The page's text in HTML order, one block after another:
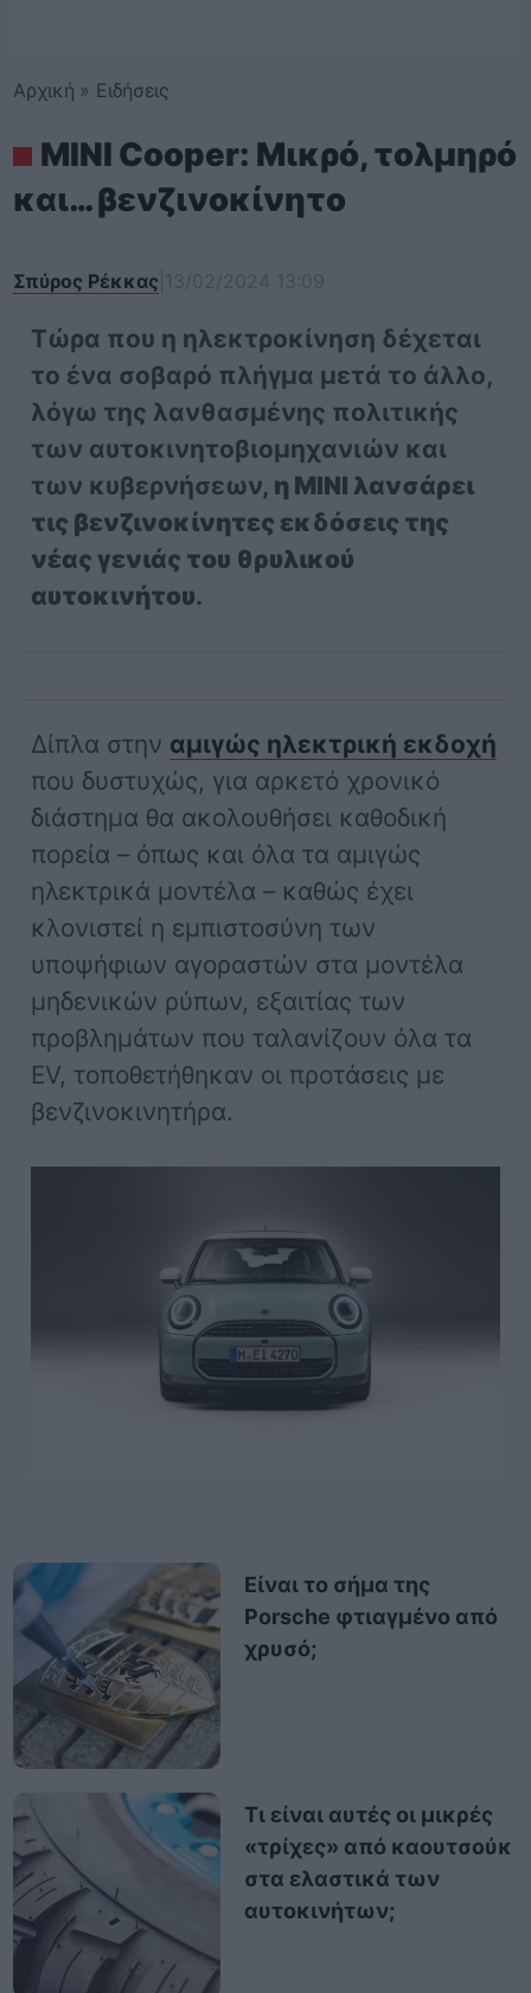
Αρχική » Ειδήσεις
MINI Cooper: Μικρό, τολμηρό
και… βενζινοκίνητο
Σπύρος Ρέκκας
Τώρα που η ηλεκτροκίνηση δέχεται
το ένα σοβαρό πλήγμα μετά το άλλο,
λόγω της λανθασμένης πολιτικής
των αυτοκινητοβιομηχανιών και
των κυβερνήσεων, η MINI λανσάρει
τις βενζινοκίνητες εκδόσεις της
νέας γενιάς του θρυλικού
αυτοκινήτου.
Δίπλα στην αμιγώς ηλεκτρική εκδοχή
που δυστυχώς, για αρκετό χρονικό
διάστημα θα ακολουθήσει καθοδική
πορεία – όπως και όλα τα αμιγώς
ηλεκτρικά μοντέλα – καθώς έχει
κλονιστεί η εμπιστοσύνη των
υποψήφιων αγοραστών στα μοντέλα
μηδενικών ρύπων, εξαιτίας των
προβλημάτων που ταλανίζουν όλα τα
EV, τοποθετήθηκαν οι προτάσεις με
βενζινοκινητήρα.
Είναι το σήμα της
Porsche φτιαγμένο από
χρυσό;
Τι είναι αυτές οι μικρές
«τρίχες» από καουτσούκ
στα ελαστικά των
αυτοκινήτων;